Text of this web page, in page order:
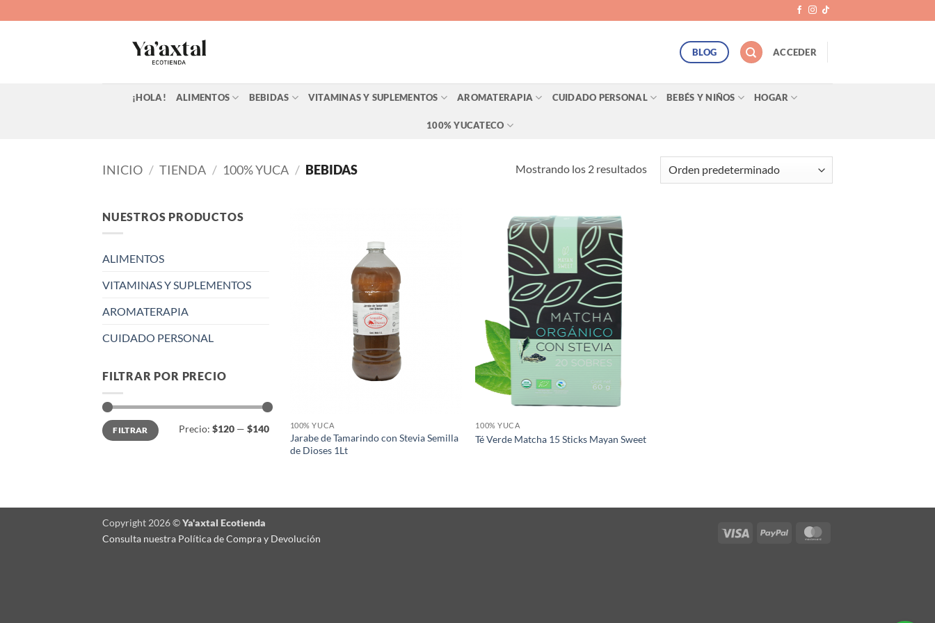
al
BLOG ACCEDER
¡HOLA! ALIMENTOS BEBIDAS VITAMINAS Y SUPLEMENTOS AROMATERAPIA CUIDADO PERSONAL BEBÉS Y NIÑOS HOGAR
100% YUCATECO
INICIO / TIENDA / 100% YUCA / BEBIDAS Mostrando los 2 resultados
NUESTROS PRODUCTOS
ALIMENTOS
VITAMINAS Y SUPLEMENTOS
AROMATERAPIA
CUIDADO PERSONAL
FILTRAR POR PRECIO
Precio
mínimo
Precio
máximo
FILTRAR Precio: $120 — $140 100% YUCA
Jarabe de Tamarindo con Stevia Semilla
de Dioses 1Lt
Agregar
a Lista
de
Deseos
100% YUCA
Té Verde Matcha 15 Sticks Mayan Sweet
Visa PayPal
Copyright 2026 ©Ya'axtal Ecotienda
Consulta nuestra Política de Compra y Devolución